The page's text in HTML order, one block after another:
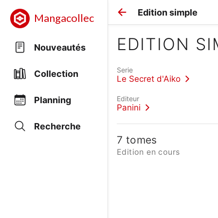
Mangacollec
Nouveautés
Collection
Planning
Recherche
Edition simple
EDITION
Serie
Le Secret d'Aiko
Editeur
Panini
7 tomes
Edition en cours